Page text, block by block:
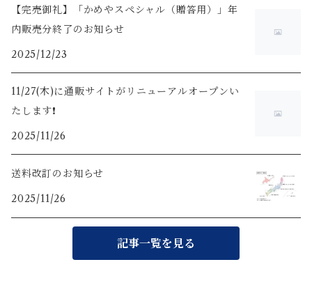
【完売御礼】「かめやスペシャル（贈答用）」年
内販売分終了のお知らせ
2025/12/23
11/27(木)に通販サイトがリニューアルオープンい
たします❗️
2025/11/26
送料改訂のお知らせ
2025/11/26
記事一覧を見る